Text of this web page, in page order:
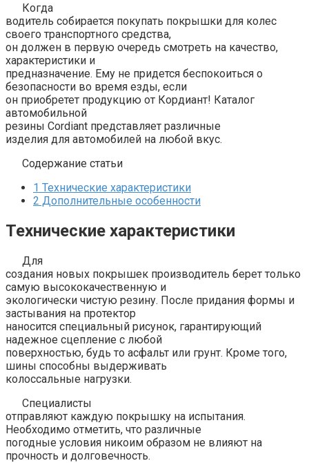
Когда
водитель собирается покупать покрышки для колес
своего транспортного средства,
он должен в первую очередь смотреть на качество,
характеристики и
предназначение. Ему не придется беспокоиться о
безопасности во время езды, если
он приобретет продукцию от Кордиант! Каталог
автомобильной
резины Cordiant представляет различные
изделия для автомобилей на любой вкус.
Содержание статьи
1 Технические характеристики
2 Дополнительные особенности
Технические характеристики
Для
создания новых покрышек производитель берет только
самую высококачественную и
экологически чистую резину. После придания формы и
застывания на протектор
наносится специальный рисунок, гарантирующий
надежное сцепление с любой
поверхностью, будь то асфальт или грунт. Кроме того,
шины способны выдерживать
колоссальные нагрузки.
Специалисты
отправляют каждую покрышку на испытания.
Необходимо отметить, что различные
погодные условия никоим образом не влияют на
прочность и долговечность.